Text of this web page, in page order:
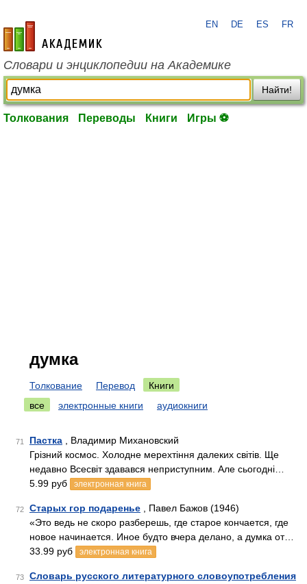
academic.ru
EN DE ES FR
Словари и энциклопедии на Академике
Найти!
Толкования Переводы Книги Игры ⚽
думка
Толкование Перевод
Книги
все
электронные книги аудиокниги
71 Пастка , Владимир Михановский
Грізний космос. Холодне мерехтіння далеких світів. Ще
недавно Всесвіт здавався неприступним. Але сьогодні…
5.99 руб
электронная книга
72 Старых гор подаренье , Павел Бажов (1946)
«Это ведь не скоро разберешь, где старое кончается, где
новое начинается. Иное будто вчера делано, а думка от…
33.99 руб
электронная книга
73
Словарь русского литературного словоупотребления